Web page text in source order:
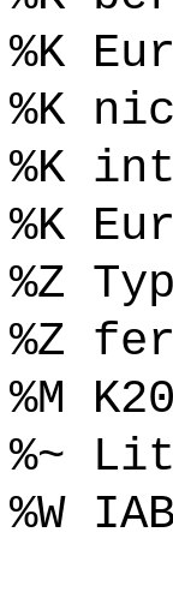
%K
%K
%K
%K
%Z
%Z
%M
%~
%W